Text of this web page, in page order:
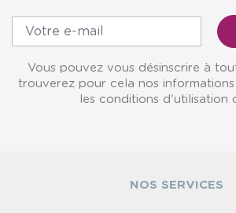
Vous pouvez vous désinscrire à
trouverez pour cela nos
les conditions d'utilisation
NOS SERVICES